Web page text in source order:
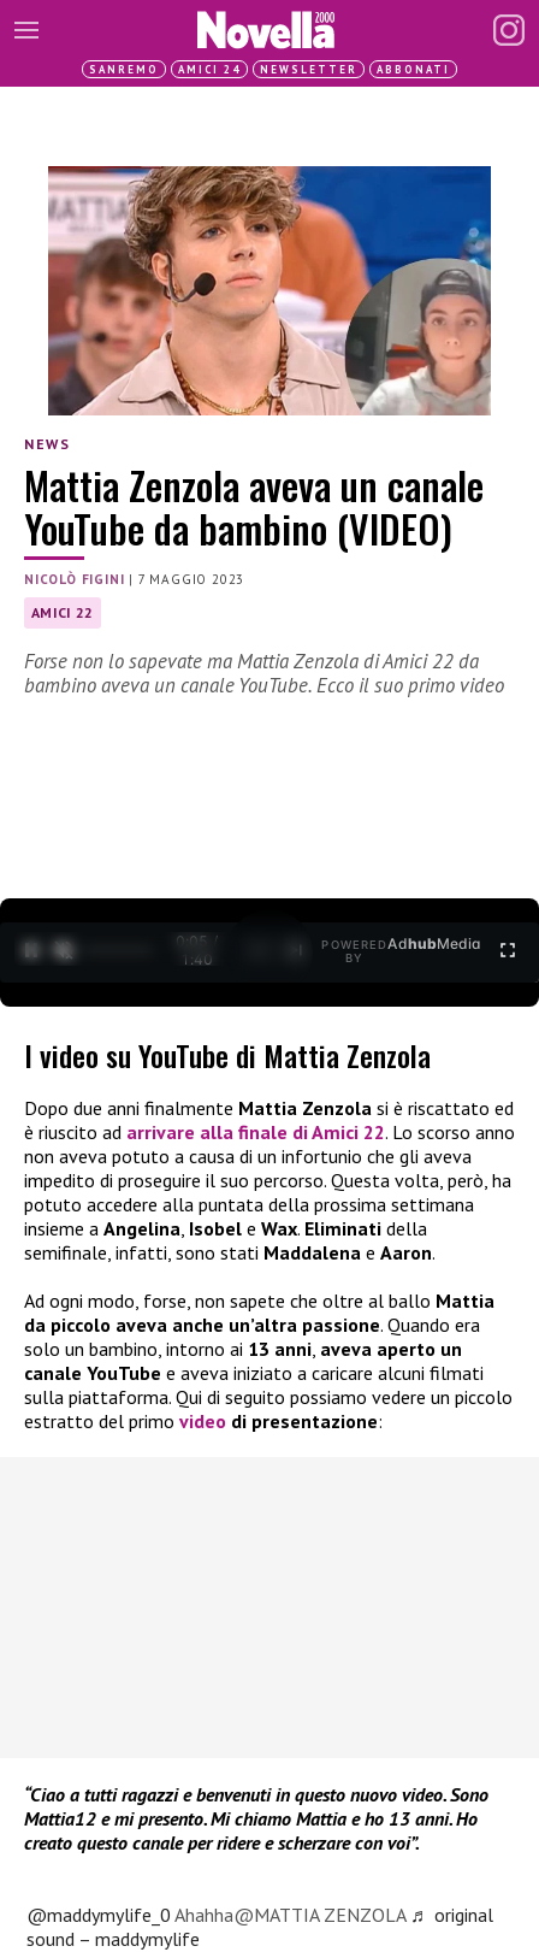
SANREMO AMICI 24 NEWSLETTER ABBONATI
NEWS
Mattia Zenzola aveva un canale
YouTube da bambino (VIDEO)
NICOLÒ FIGINI | 7 MAGGIO 2023
AMICI 22
Forse non lo sapevate ma Mattia Zenzola di Amici 22 da
bambino aveva un canale YouTube. Ecco il suo primo video
0:06 /
1:40
POWERED
BY
AdhubMedia
I video su YouTube di Mattia Zenzola
Dopo due anni finalmente Mattia Zenzola si è riscattato ed
è riuscito ad arrivare alla finale di Amici 22. Lo scorso anno
non aveva potuto a causa di un infortunio che gli aveva
impedito di proseguire il suo percorso. Questa volta, però, ha
potuto accedere alla puntata della prossima settimana
insieme a Angelina, Isobel e Wax. Eliminati della
semifinale, infatti, sono stati Maddalena e Aaron.
Ad ogni modo, forse, non sapete che oltre al ballo Mattia
da piccolo aveva anche un’altra passione. Quando era
solo un bambino, intorno ai 13 anni, aveva aperto un
canale YouTube e aveva iniziato a caricare alcuni filmati
sulla piattaforma. Qui di seguito possiamo vedere un piccolo
estratto del primo video di presentazione:
“Ciao a tutti ragazzi e benvenuti in questo nuovo video. Sono
Mattia12 e mi presento. Mi chiamo Mattia e ho 13 anni. Ho
creato questo canale per ridere e scherzare con voi”.
@maddymylife_0 Ahahha@MATTIA ZENZOLA ♬ original
sound – maddymylife